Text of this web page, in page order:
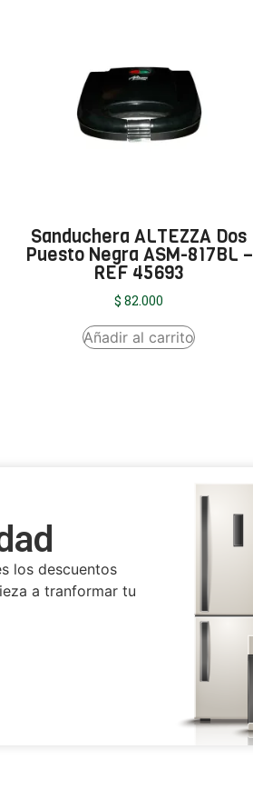
Sanduchera ALTEZZA Dos
Puesto Negra ASM-817BL –
REF 45693
$ 82.000
Añadir al carrito
los descuentos
a tranformar tu